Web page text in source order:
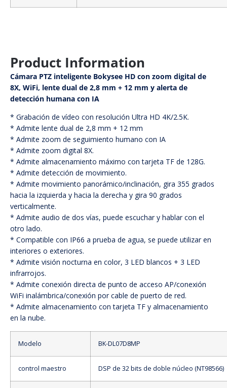
Product Information
Cámara PTZ inteligente Bokysee HD con zoom digital de
8X, WiFi, lente dual de 2,8 mm + 12 mm y alerta de
detección humana con IA
* Grabación de vídeo con resolución Ultra HD 4K/2.5K.
* Admite lente dual de 2,8 mm + 12 mm
* Admite zoom de seguimiento humano con IA
* Admite zoom digital 8X.
* Admite almacenamiento máximo con tarjeta TF de 128G.
* Admite detección de movimiento.
* Admite movimiento panorámico/inclinación, gira 355 grados
hacia la izquierda y hacia la derecha y gira 90 grados
verticalmente.
* Admite audio de dos vías, puede escuchar y hablar con el
otro lado.
* Compatible con IP66 a prueba de agua, se puede utilizar en
interiores o exteriores.
* Admite visión nocturna en color, 3 LED blancos + 3 LED
infrarrojos.
* Admite conexión directa de punto de acceso AP/conexión
WiFi inalámbrica/conexión por cable de puerto de red.
* Admite almacenamiento con tarjeta TF y almacenamiento
en la nube.
Modelo BK-DL07D8MP
control maestro DSP de 32 bits de doble núcleo (NT98566)